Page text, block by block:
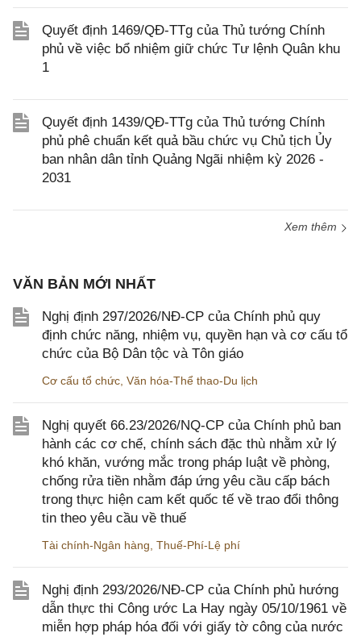
Quyết định 1469/QĐ-TTg của Thủ tướng Chính
phủ về việc bổ nhiệm giữ chức Tư lệnh Quân khu
1
Quyết định 1439/QĐ-TTg của Thủ tướng Chính
phủ phê chuẩn kết quả bầu chức vụ Chủ tịch Ủy
ban nhân dân tỉnh Quảng Ngãi nhiệm kỳ 2026 -
2031
Xem thêm
VĂN BẢN MỚI NHẤT
Nghị định 297/2026/NĐ-CP của Chính phủ quy
định chức năng, nhiệm vụ, quyền hạn và cơ cấu tổ
chức của Bộ Dân tộc và Tôn giáo
Cơ cấu tổ chức, Văn hóa-Thể thao-Du lịch
Nghị quyết 66.23/2026/NQ-CP của Chính phủ ban
hành các cơ chế, chính sách đặc thù nhằm xử lý
khó khăn, vướng mắc trong pháp luật về phòng,
chống rửa tiền nhằm đáp ứng yêu cầu cấp bách
trong thực hiện cam kết quốc tế về trao đổi thông
tin theo yêu cầu về thuế
Tài chính-Ngân hàng, Thuế-Phí-Lệ phí
Nghị định 293/2026/NĐ-CP của Chính phủ hướng
dẫn thực thi Công ước La Hay ngày 05/10/1961 về
miễn hợp pháp hóa đối với giấy tờ công của nước